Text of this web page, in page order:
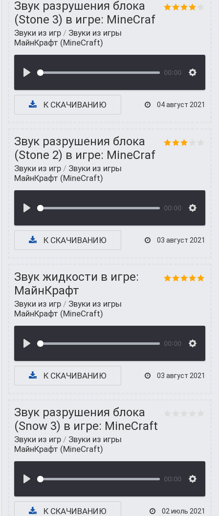
Звук разрушения блока
(Stone 3) в игре: MineCraf
Звуки из игр / Звуки из игры
МайнКрафт (MineCraft)
00:00
К СКАЧИВАНИЮ 04 август 2021
Звук разрушения блока
(Stone 2) в игре: MineCraf
Звуки из игр / Звуки из игры
МайнКрафт (MineCraft)
00:00
К СКАЧИВАНИЮ 03 август 2021
Звук жидкости в игре:
МайнКрафт
Звуки из игр / Звуки из игры
МайнКрафт (MineCraft)
00:00
К СКАЧИВАНИЮ 03 август 2021
Звук разрушения блока
(Snow 3) в игре: MineCraft
Звуки из игр / Звуки из игры
МайнКрафт (MineCraft)
00:00
К СКАЧИВАНИЮ 02 июль 2021